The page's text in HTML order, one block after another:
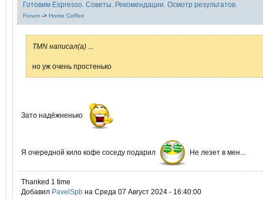
Готовим Espresso. Советы. Рекомендации. Осмотр результатов.
Forum -> Home Coffee
TMN написал(а)
но уж очень простенько
Зато надёжненько
Я очередной кило кофе соседу подарил Не лезет в мен...
Thanked 1 time
Добавил PavelSpb на Среда 07 Август 2024 - 16:40:00